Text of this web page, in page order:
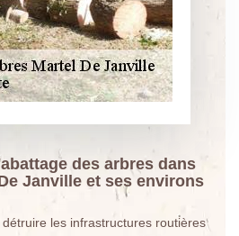
des arbres dans
Janville et ses environs
les infrastructures routières